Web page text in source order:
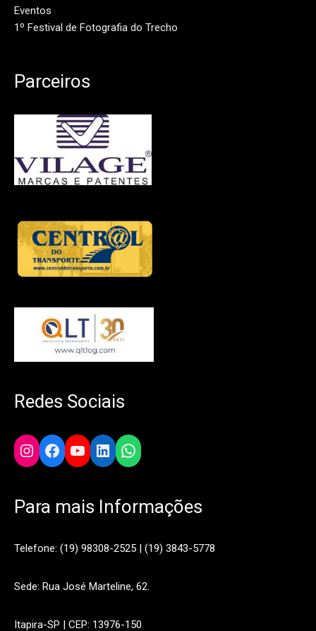
Eventos
1º Festival de Fotografia do Trecho
Parceiros
Redes Sociais
Instagram
Facebook
YouTube
LinkedIn
WhatsApp
Para mais Informações
Telefone: (19) 98308-2525 | (19) 3843-5778
Sede: Rua José Marteline, 62.
Itapira-SP | CEP: 13976-150